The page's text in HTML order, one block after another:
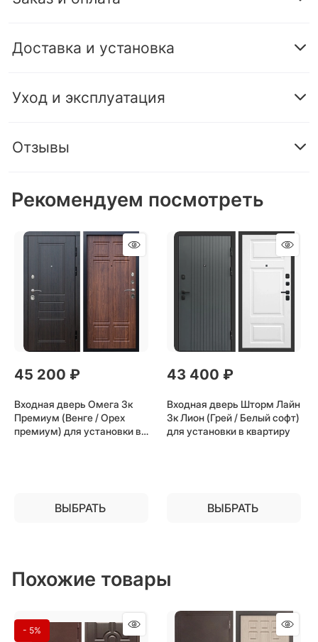
Доставка и установка
Уход и эксплуатация
Отзывы
Рекомендуем посмотреть
45 200 ₽
Входная дверь Омега 3к
Премиум (Венге / Орех
премиум) для установки в
ВЫБРАТЬ
43 400 ₽
Входная дверь Шторм Лайн
3к Лион (Грей / Белый софт)
для установки в квартиру
ВЫБРАТЬ
Похожие товары
- 5%